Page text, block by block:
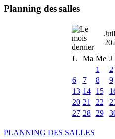
Planning des salles
L
Ma Me J
1
2
6
7 8 9
13 14 15
20 21 22
27 28 29
PLANNING DES SALLES